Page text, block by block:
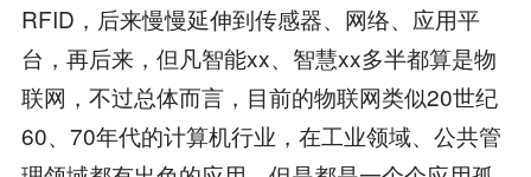
RFID，后来慢慢延伸到传感器、网络、应用平
台，再后来，但凡智能xx、智慧xx多半都算是物
联网，不过总体而言，目前的物联网类似20世纪
60、70年代的计算机行业，在工业领域、公共管